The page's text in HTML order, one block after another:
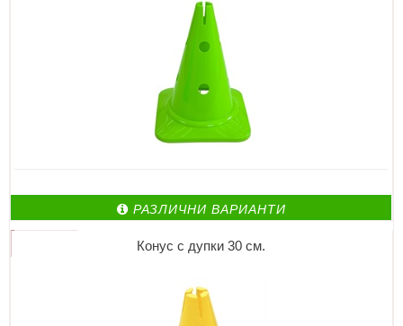
РАЗЛИЧНИ ВАРИАНТИ
Конус с дупки 30 см.